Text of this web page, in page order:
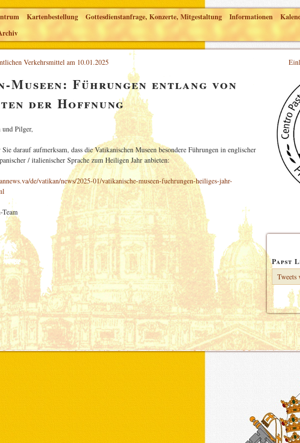
Kartenbestellung Gottesdienstanfrage, Konzerte, Mitgestaltung Informationen
Verkehrsmittel am 10.01.2025
Museen: Führungen entlang von
der Hoffnung
Pilger,
darauf aufmerksam, dass die Vatikanischen Museen besondere Führungen in englischer
/ italienischer Sprache zum Heiligen Jahr anbieten:
de/vatikan/news/2025-01/vatikanische-museen-fuehrungen-heiliges-jahr-
Papst
Tweets